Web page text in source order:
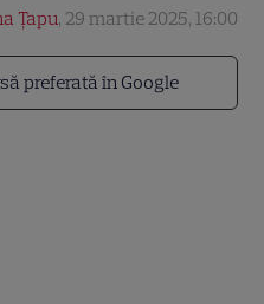
preferată în Google
Țapu, 29 martie 2025, 16:00